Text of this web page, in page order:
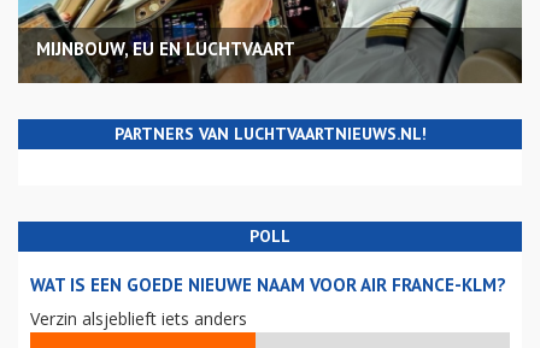
MIJNBOUW, EU EN LUCHTVAART
PARTNERS VAN LUCHTVAARTNIEUWS.NL!
POLL
WAT IS EEN GOEDE NIEUWE NAAM VOOR AIR FRANCE-KLM?
Verzin alsjeblieft iets anders